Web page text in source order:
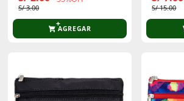
S/ 3.00
AGREGAR
S/ 15.00